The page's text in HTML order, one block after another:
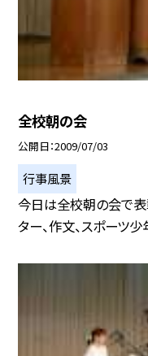
全校朝の会
公開日 2009/07/03
行事風景
今日は全校朝の会で表
ター、作文、スポーツ